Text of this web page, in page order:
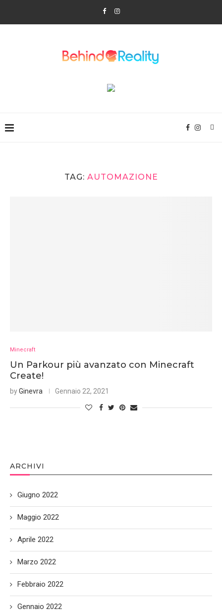
TAG: AUTOMAZIONE
Minecraft
Un Parkour più avanzato con Minecraft
Create!
byGinevra Gennaio 22, 2021
ARCHIVI
Giugno 2022
Maggio 2022
Aprile 2022
Marzo 2022
Febbraio 2022
Gennaio 2022